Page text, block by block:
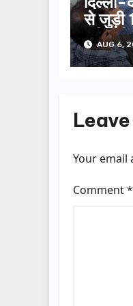
से जुड़ी
डीएम ने
AUG 6,
Your email
Comment*